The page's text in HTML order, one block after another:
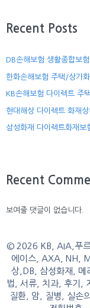
Recent Posts
DB손해보험 생활종합보
한화손해보험 주택/상가
KB손해보험 다이렉트 주
현대해상 다이렉트 화재
삼성화재 다이렉트화재보
Recent
보여줄 댓글이 없습니다.
© 2026 KB, AIA,푸르
에이스, AXA, NH,
상,DB, 삼성화재, 메
법, 서류, 치과, 후기,
질환, 암, 질병, 실손